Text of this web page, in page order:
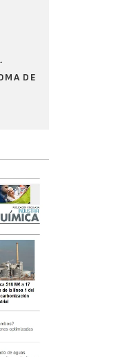
DE